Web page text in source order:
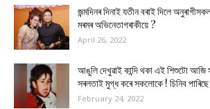
জন্মদিনৰ দিনাই যতীন বৰাই দিলে
মৰমৰ অভিনেতাগৰাকীয়ে ?
April 26, 2022
আঙুলি দেখুৱাই কান্দি থকা এই শিশুটো আজি
সৰলতাই মুগ্ধ কৰে সকলোকে ! চিনিব
February 24, 2022